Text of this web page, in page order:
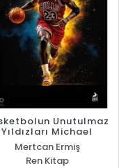
Unutulmaz
Yıldızları Michael
Jordan
Mertcan Ermiş
Ren Kitap